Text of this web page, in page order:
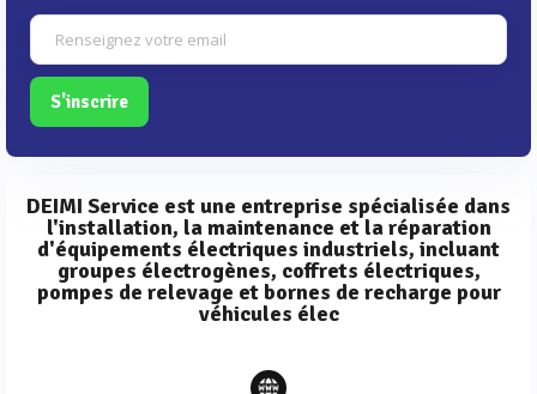
S'inscrire
DEIMI Service est une entreprise spécialisée dans
l'installation, la maintenance et la réparation
d'équipements électriques industriels, incluant
groupes électrogènes, coffrets électriques,
pompes de relevage et bornes de recharge pour
véhicules élec